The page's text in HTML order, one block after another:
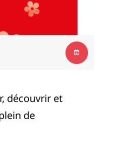
découvrir et
de